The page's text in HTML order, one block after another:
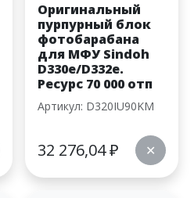
Оригинальный
пурпурный блок
фотобарабана
для МФУ Sindoh
D330e/D332e.
Ресурс 70 000 отп
Артикул: D320IU90KM
32 276,04₽ ✕